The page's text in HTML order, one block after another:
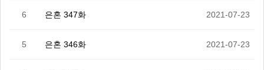
6 은혼 347화 2021-07-23
5 은혼 346화 2021-07-23